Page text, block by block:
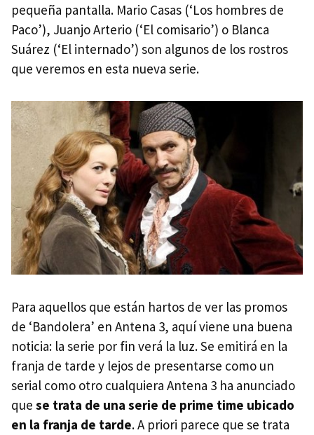
pequeña pantalla. Mario Casas (‘Los hombres de
Paco’), Juanjo Arterio (‘El comisario’) o Blanca
Suárez (‘El internado’) son algunos de los rostros
que veremos en esta nueva serie.
Para aquellos que están hartos de ver las promos
de ‘Bandolera’ en Antena 3, aquí viene una buena
noticia: la serie por fin verá la luz. Se emitirá en la
franja de tarde y lejos de presentarse como un
serial como otro cualquiera Antena 3 ha anunciado
que se trata de una serie de prime time ubicado
en la franja de tarde. A priori parece que se trata